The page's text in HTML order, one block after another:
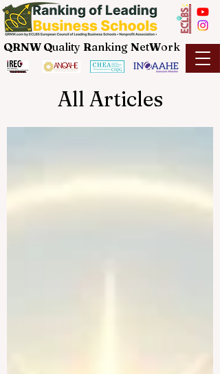
QRNW Quality Ranking NetWork
All Articles